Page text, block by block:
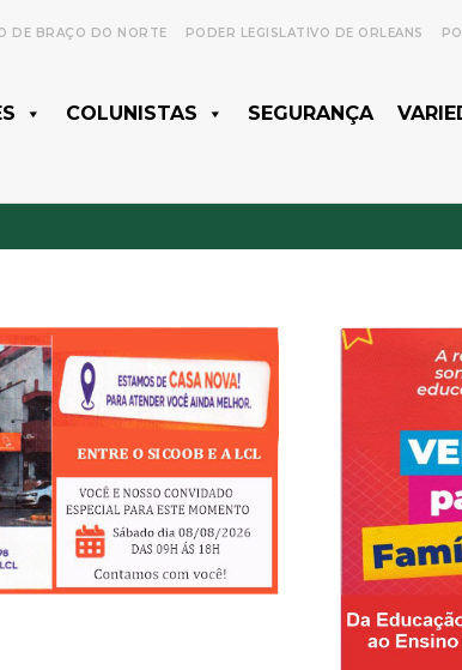
DE BRAÇO DO NORTE PODER LEGISLATIVO DE ORLEANS
COLUNISTAS SEGURANÇA